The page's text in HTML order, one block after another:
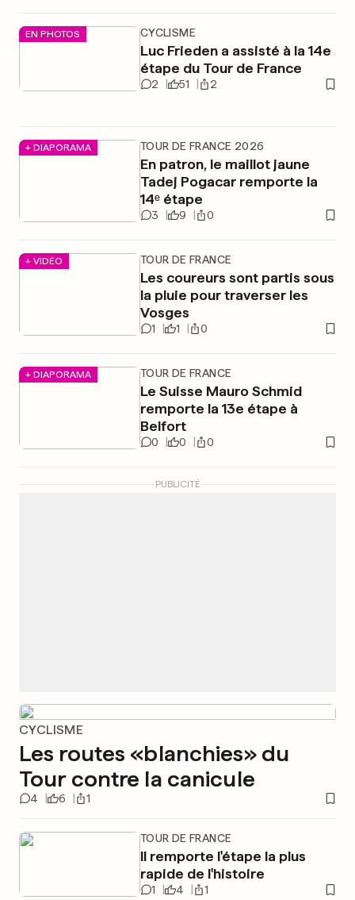
EN PHOTOS CYCLISME
Luc Frieden a assisté à la 14e
étape du Tour de France
2 51 2
+ DIAPORAMA TOUR DE FRANCE 2026
En patron, le maillot jaune
Tadej Pogacar remporte la
14ᵉ étape
3 9 0
+ VIDÉO TOUR DE FRANCE
Les coureurs sont partis sous
la pluie pour traverser les
Vosges
1 1 0
+ DIAPORAMA TOUR DE FRANCE
Le Suisse Mauro Schmid
remporte la 13e étape à
Belfort
0 0 0
PUBLICITÉ
CYCLISME
Les routes «blanchies» du
Tour contre la canicule
4 6 1
TOUR DE FRANCE
Il remporte l'étape la plus
rapide de l'histoire
1 4 1